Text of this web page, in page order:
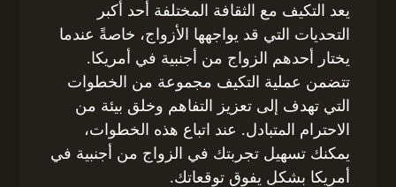
يعد التكيف مع الثقافة المختلفة أحد أكبر
التحديات التي قد يواجهها الأزواج، خاصةً عندما
يختار أحدهم الزواج من أجنبية في أمريكا.
تتضمن عملية التكيف مجموعة من الخطوات
التي تهدف إلى تعزيز التفاهم وخلق بيئة من
الاحترام المتبادل. عند اتباع هذه الخطوات،
يمكنك تسهيل تجربتك في الزواج من أجنبية في
أمريكا بشكل يفوق توقعاتك.